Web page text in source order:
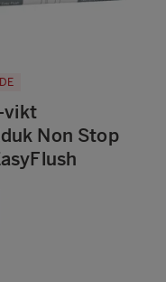
vikt
Non Stop